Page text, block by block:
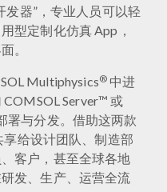
发器”，专业人员可以轻
型定制化仿真 App，
。
Multiphysics® 中进
Server™ 或
署与分发。借助这两款
给设计团队、制造部
客户，甚至全球各地
发、生产、运营全流